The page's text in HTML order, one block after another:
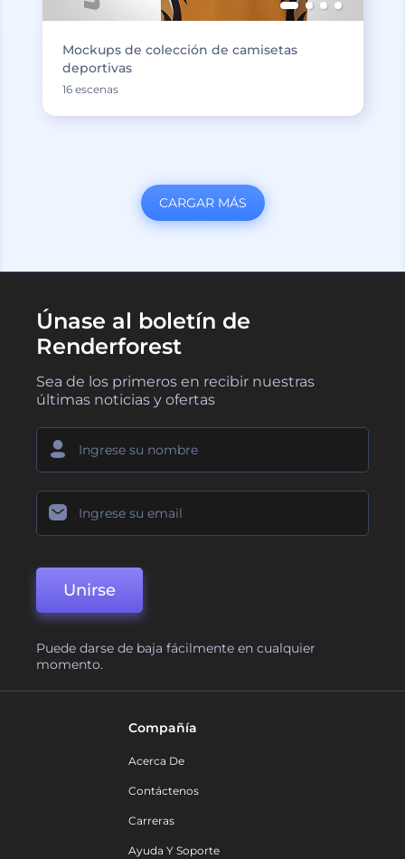
Mockups de colección de camisetas
deportivas
16 escenas
CARGAR MÁS
Únase al boletín de
Renderforest
Sea de los primeros en recibir nuestras
últimas noticias y ofertas
Unirse
Puede darse de baja fácilmente en cualquier
momento.
Compañía
Acerca De
Contáctenos
Carreras
Ayuda Y Soporte